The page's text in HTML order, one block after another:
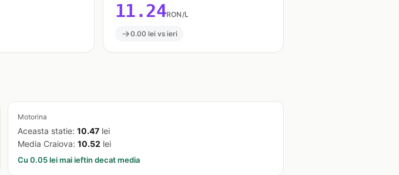
11.24RON/L
0.00 lei vs ieri
Motorina
Aceasta statie: 10.47 lei
Media Craiova: 10.52 lei
Cu 0.05 lei mai ieftin decat media